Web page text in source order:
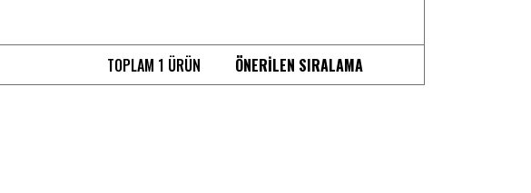
TOPLAM 1 ÜRÜN